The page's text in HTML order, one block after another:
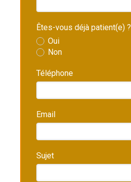
Êtes-vous déjà patient(e) ?
Oui
Non
Téléphone
Email
Sujet